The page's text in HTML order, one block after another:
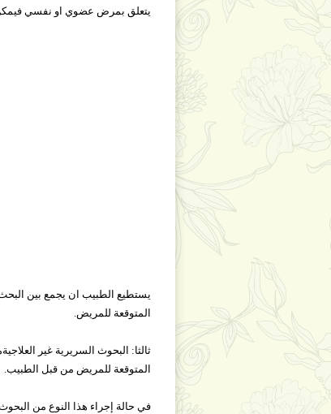
يتعلق بمرض عضوي او نفسي
يستطيع الطبيب ان يجمع بين
المتوقعة للمريض.
ثالثا: البحوث السريرية غير
المتوقعة للمريض من قبل الطبيب.
في حالة إجراء هذا النوع من